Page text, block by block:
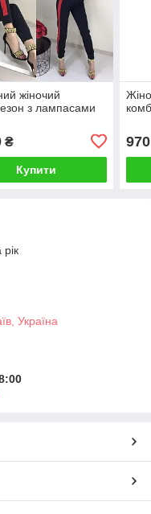
жіночий
з лампасами
₴
Купити
970
Україна